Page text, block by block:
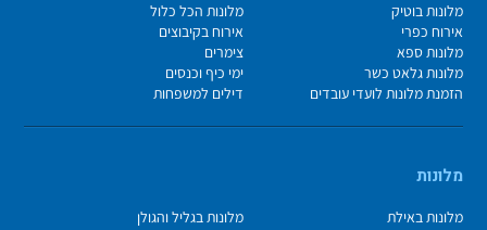
מלונות בוטיק
מלונות הכל כלול
אירוח כפרי
אירוח בקיבוצים
מלונות ספא
צימרים
מלונות גלאט כשר
ימי כיף וכנסים
הזמנת מלונות לועדי עובדים
דילים למשפחות
מלונות
מלונות באילת
מלונות בגליל והגולן